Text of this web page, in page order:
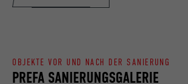
PREFA SANIERUNGSGALERIE
OBJEKTE VOR UND NACH DER SANIERUNG
der Browser das Setzen von
Zweck
Webseite ein eingebettetes
uns"-Fenster enthält.